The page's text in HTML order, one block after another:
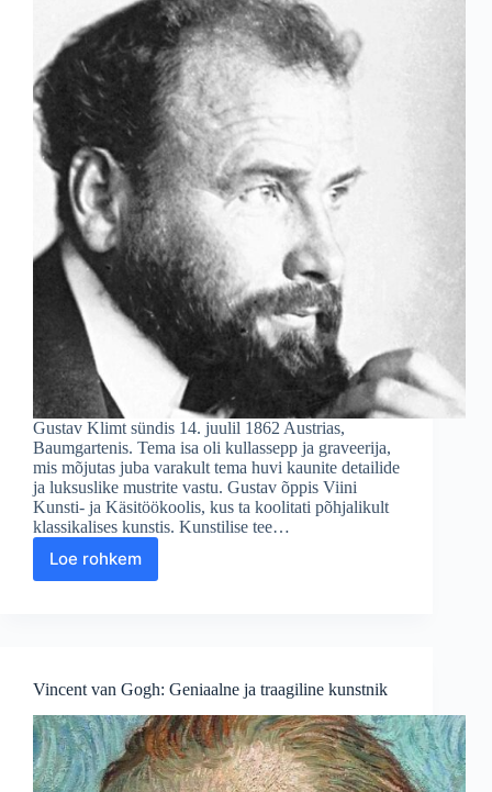
Gustav Klimt sündis 14. juulil 1862 Austrias,
Baumgartenis. Tema isa oli kullassepp ja graveerija,
mis mõjutas juba varakult tema huvi kaunite detailide
ja luksuslike mustrite vastu. Gustav õppis Viini
Kunsti- ja Käsitöökoolis, kus ta koolitati põhjalikult
klassikalises kunstis. Kunstilise tee…
Loe rohkem
Gustav
sümbolism
Vincent van Gogh: Geniaalne ja traagiline kunstnik